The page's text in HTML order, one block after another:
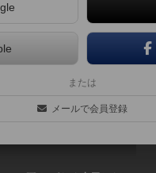
グ：オリジナル版
6.2
または
メールで会員登録